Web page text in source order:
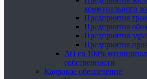
коммунального
Предприятия
Предприятия
Предприятия
Предприятия
АО со 100%
собственности
Кадровое обеспечение